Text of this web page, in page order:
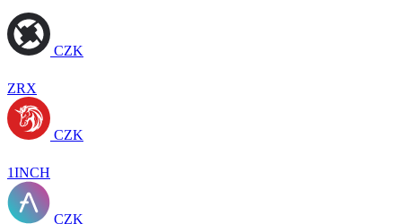
CZK
ZRX
CZK
1INCH
CZK